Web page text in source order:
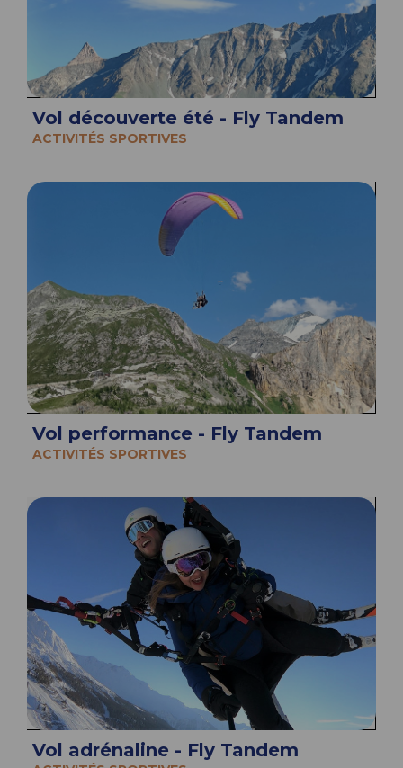
Vol découverte été - Fly Tandem
ACTIVITÉS SPORTIVES
Vol performance - Fly Tandem
ACTIVITÉS SPORTIVES
Vol adrénaline - Fly Tandem